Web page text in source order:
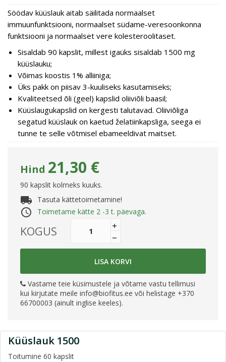
Söödav küüslauk aitab säilitada normaalset
immuunfunktsiooni, normaalset südame-veresoonkonna
funktsiooni ja normaalset vere kolesteroolitaset.
Sisaldab 90 kapslit, millest igaüks sisaldab 1500 mg
küüslauku;
Võimas koostis 1% alliiniga;
Üks pakk on piisav 3-kuuliseks kasutamiseks;
Kvaliteetsed õli (geel) kapslid oliiviõli baasil;
Küüslaugukapslid on kergesti talutavad. Oliiviõliga
segatud küüslauk on kaetud želatiinkapsliga, seega ei
tunne te selle võtmisel ebameeldivat maitset.
Hind 21,30 €
90 kapslit kolmeks kuuks.
local_shipping Tasuta kättetoimetamine!
access_time Toimetame kätte 2 -3 t. päevaga.
KOGUS
LISA KORVI
Vastame teie küsimustele ja võtame vastu tellimusi
kui kirjutate meile info@biofitus.ee või helistage +370
66700003 (ainult inglise keeles).
Küüslauk 1500
Toitumine 60 kapslit